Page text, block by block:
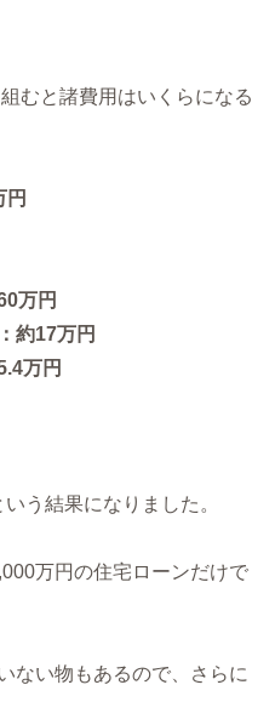
むと諸費用はいくらになる
円
万円
約17万円
万円
いう結果になりました。
万円の住宅ローンだけで
ない物もあるので、さらに